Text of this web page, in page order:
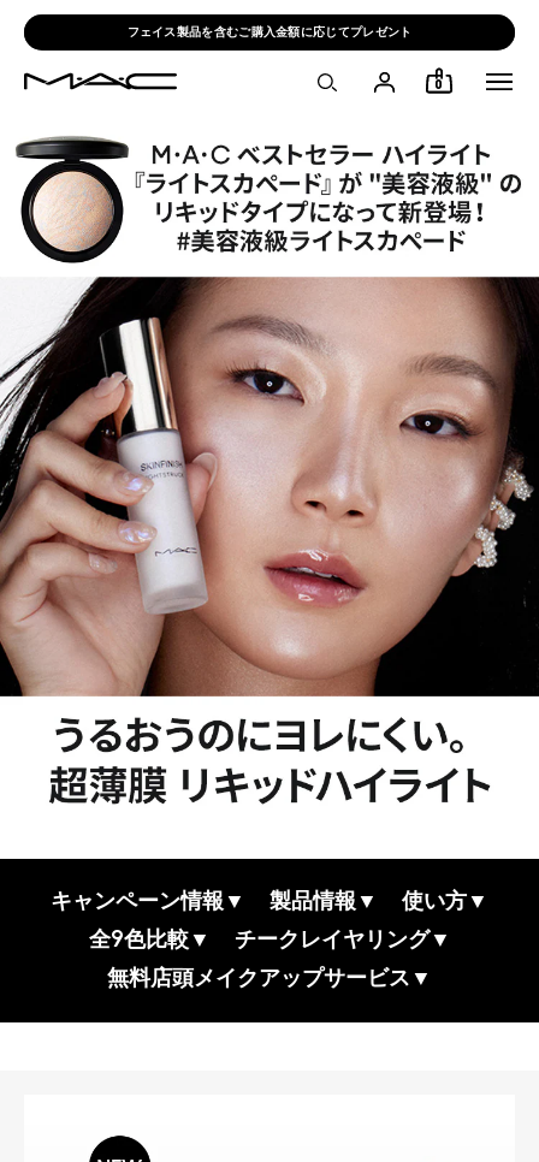
フェイス製品を含むご購入金額に応じてプレゼント
0
キャンペーン情報▼ 製品情報▼
使い方▼
全9色比較▼
チークレイヤリング▼
無料店頭メイクアップサービス▼